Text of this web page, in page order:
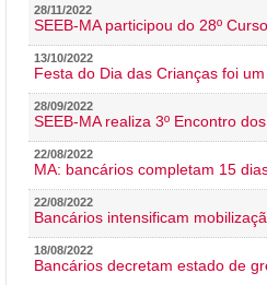
28/11/2022
SEEB-MA participou do 28º
13/10/2022
Festa do Dia das Crianças foi
28/09/2022
SEEB-MA realiza 3º Encontro
22/08/2022
MA: bancários completam 15
22/08/2022
Bancários intensificam
18/08/2022
Bancários decretam estado de